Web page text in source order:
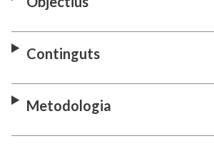
Continguts
Metodologia